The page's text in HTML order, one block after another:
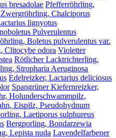
bresadolae Pfefferröhrling,
Chalciporus
lignyotus
Pulverulentus
Boletus pulverulentus var.
Clitocybe odora Violetter
Rötlicher Lacktrichterling,
Stropharia Aeruginosa
Edelreizker, Lactarius deliciosus
Spangrüner Kiefernreizker,
Holunderschwammpilz,
Eispilz, Pseudohydnum
Laetiporus sulphureus
Bergporling, Bondarzewia
Lepista nuda Lavendelfarbener